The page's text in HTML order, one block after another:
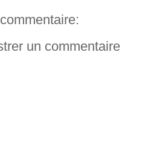
un commentaire